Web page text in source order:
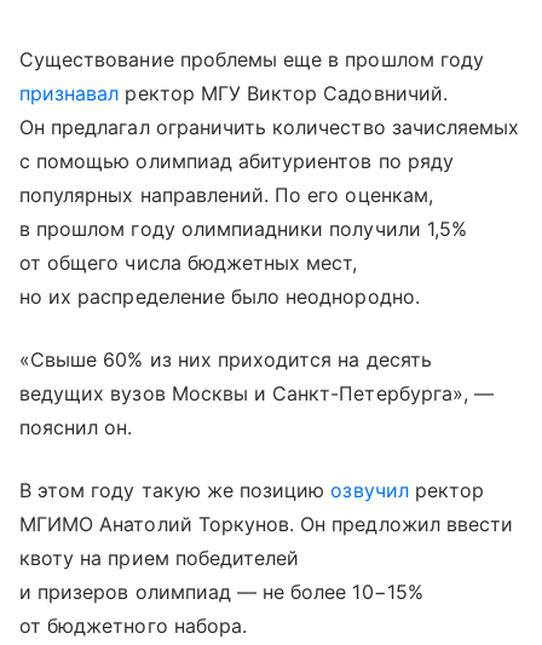
Существование проблемы еще в прошлом году
признавал ректор МГУ Виктор Садовничий.
Он предлагал ограничить количество зачисляемых
с помощью олимпиад абитуриентов по ряду
популярных направлений. По его оценкам,
в прошлом году олимпиадники получили 1,5%
от общего числа бюджетных мест,
но их распределение было неоднородно.
«Свыше 60% из них приходится на десять
ведущих вузов Москвы и Санкт-Петербурга», —
пояснил он.
В этом году такую же позициюозвучилректор
МГИМО Анатолий Торкунов. Он предложил ввести
квоту на прием победителей
и призеров олимпиад — не более 10−15%
от бюджетного набора.